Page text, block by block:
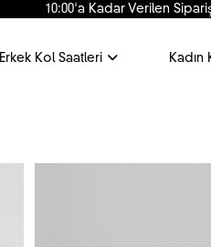
10:00'a Kadar Verilen
Erkek Kol Saatleri Kadın